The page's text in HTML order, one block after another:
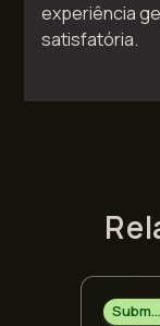
experiência
satisfatória.
Submetralhadoras